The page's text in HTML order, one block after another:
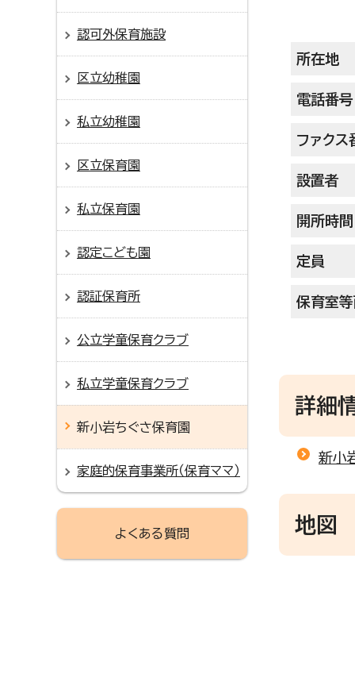
所在地
電話番号
ファクス
設置者
開所時間
定員
保育室
詳細
新小
地図
認可外保育施設
区立幼稚園
私立幼稚園
区立保育園
私立保育園
認定こども園
認証保育所
公立学童保育クラブ
私立学童保育クラブ
新小岩ちぐさ保育園
家庭的保育事業所（保育ママ）
よくある質問